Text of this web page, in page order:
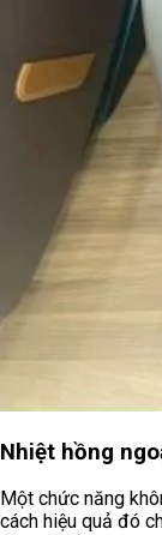
Nhiệt hồng
Một chức năng
cách hiệu quả đó